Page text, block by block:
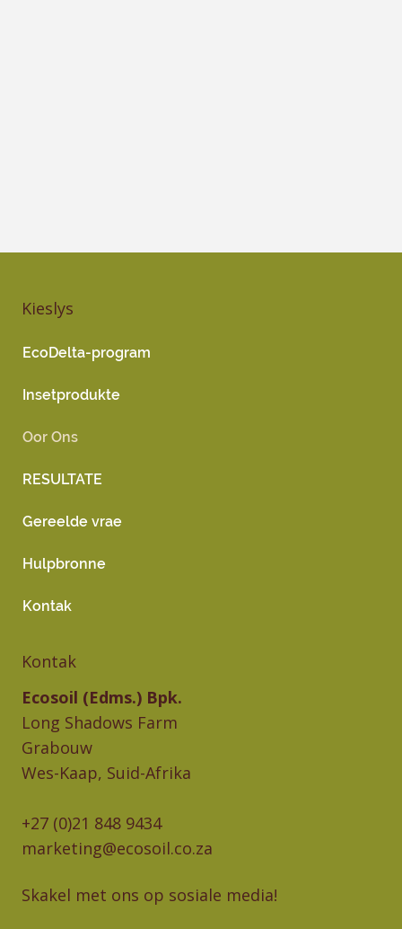
Kieslys
EcoDelta-program
Insetprodukte
Oor Ons
RESULTATE
Gereelde vrae
Hulpbronne
Kontak
Kontak
Ecosoil (Edms.) Bpk.
Long Shadows Farm
Grabouw
Wes-Kaap, Suid-Afrika
+27 (0)21 848 9434
marketing@ecosoil.co.za
Skakel met ons op sosiale media!